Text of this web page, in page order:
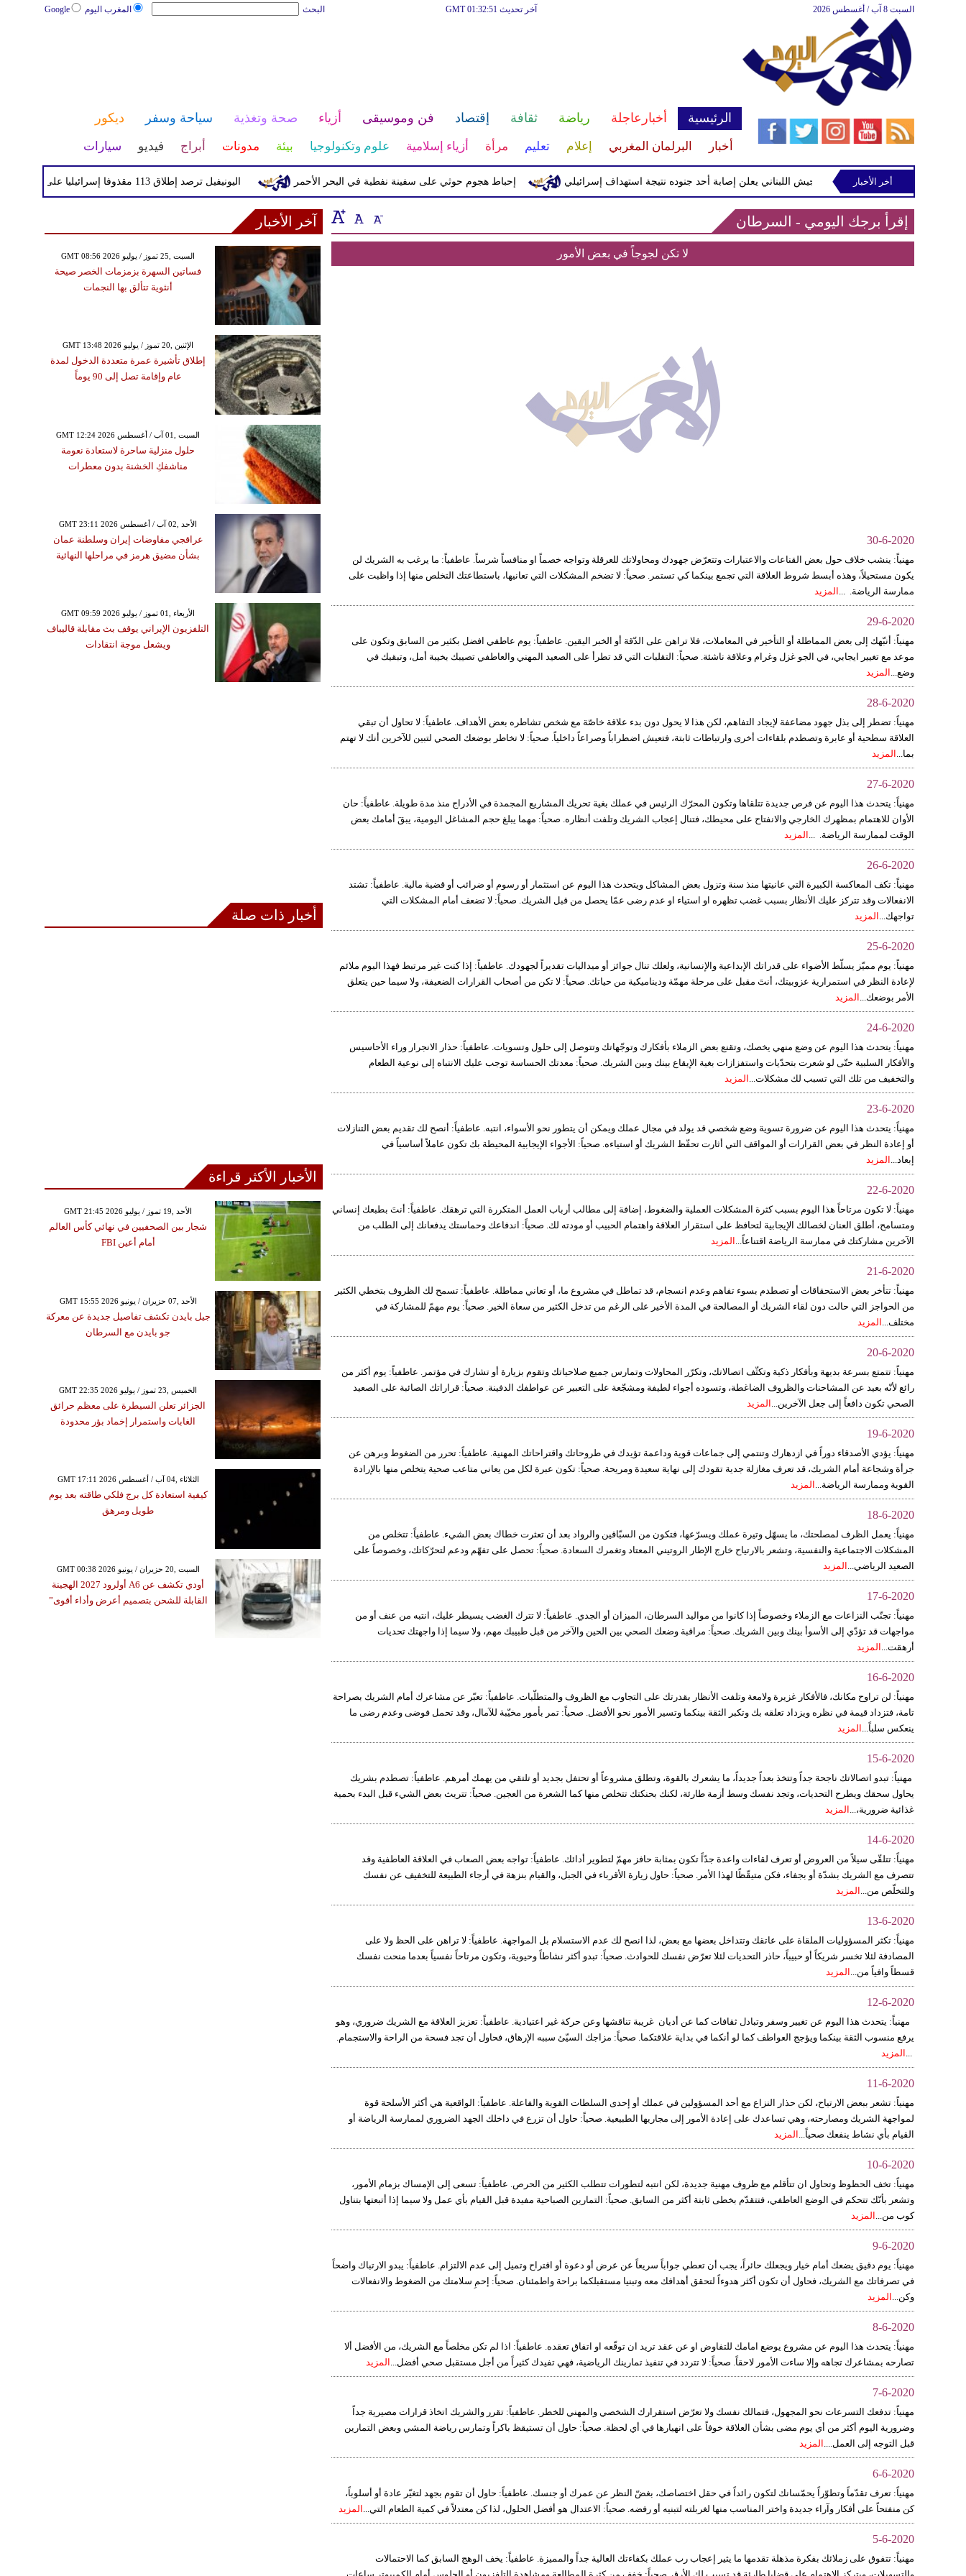
المغرب اليوم Google البحث آخر تحديث GMT 01:32:51 السبت 8 آب / أغسطس 2026
الرئيسية أخبارعاجلة رياضة ثقافة إقتصاد فن وموسيقى أزياء صحة وتغذية سياحة وسفر ديكور
أخبار البرلمان المغربي إعلام تعليم مرأة أزياء إسلامية علوم وتكنولوجيا بيئة مدونات أبراج فيديو سيارات
اليونيفيل ترصد إطلاق 113 مقذوفا إسرائيليا على لبنان خلال يوم واحد إحباط هجوم حوثي على سفينة نفطية في البحر الأحمر الجيش اللبناني يعلن إصابة أحد جنوده نتيجة استهداف إسرائيلي أخر الأخبار
إقرأ برجك اليومي - السرطان
لا تكن لجوجاً في بعض الأمور
30-6-2020
مهنياً: ينشب خلاف حول بعض القناعات والاعتبارات وتتعرّض جهودك ومحاولاتك للعرقلة وتواجه خصماً او منافساً شرساً. عاطفياً: ما يرغب به الشريك لن
يكون مستحيلاً، وهذه أبسط شروط العلاقة التي تجمع بينكما كي تستمر. صحياً: لا تضخم المشكلات التي تعانيها، باستطاعتك التخلص منها إذا واظبت على
ممارسة الرياضة. ... المزيد
29-6-2020
مهنياً: أنبّهك إلى بعض المماطلة أو التأخير في المعاملات، فلا تراهن على الدّقة أو الخبر اليقين. عاطفياً: يوم عاطفي افضل بكثير من السابق وتكون على
موعد مع تغيير ايجابي، في الجو غزل وغرام وعلاقة ناشئة. صحياً: التقلبات التي قد تطرأ على الصعيد المهني والعاطفي تصيبك بخيبة أمل، وتبقيك في
وضع... المزيد
28-6-2020
مهنياً: تضطر إلى بذل جهود مضاعفة لإيجاد التفاهم، لكن هذا لا يحول دون بدء علاقة خاصّة مع شخص تشاطره بعض الأهداف. عاطفياً: لا تحاول أن تبقي
العلاقة سطحية أو عابرة وتصطدم بلقاءات أخرى وارتباطات ثابتة، فتعيش اضطراباً وصراعاً داخلياً. صحياً: لا تخاطر بوضعك الصحي لتبين للآخرين أنك لا تهتم
بما... المزيد
27-6-2020
مهنياً: يتحدث هذا اليوم عن فرص جديدة تتلقاها وتكون المحرّك الرئيس في عملك بغية تحريك المشاريع المجمدة في الأدراج منذ مدة طويلة. عاطفياً: حان
الأوان للاهتمام بمظهرك الخارجي والانفتاح على محيطك، فتنال إعجاب الشريك وتلفت أنظاره. صحياً: مهما يبلغ حجم المشاغل اليومية، يبقَ أمامك بعض
الوقت لممارسة الرياضة. ... المزيد
26-6-2020
مهنياً: تكف المعاكسة الكبيرة التي عانيتها منذ سنة وتزول بعض المشاكل ويتحدث هذا اليوم عن استثمار أو رسوم أو ضرائب أو قضية مالية. عاطفياً: تشتد
الانفعالات وقد تتركز عليك الأنظار بسبب غضب تظهره او استياء او عدم رضى عمّا يحصل من قبل الشريك. صحياً: لا تضعف أمام المشكلات التي
تواجهك... المزيد
25-6-2020
مهنياً: يوم مميّز يسلّط الأضواء على قدراتك الإبداعية والإنسانية، ولعلك تنال جوائز أو ميداليات تقديراً لجهودك. عاطفياً: إذا كنت غير مرتبط فهذا اليوم ملائم
لإعادة النظر في استمرارية عزوبيتك، أنتَ مقبل على مرحلة مهمّة وديناميكية من حياتك. صحياً: لا تكن من أصحاب القرارات الضعيفة، ولا سيما حين يتعلق
الأمر بوضعك... المزيد
24-6-2020
مهنياً: يتحدث هذا اليوم عن وضع منهي يخصك، وتقنع بعض الزملاء بأفكارك وتوجّهاتك وتتوصل إلى حلول وتسويات. عاطفياً: حذار الانجرار وراء الأحاسيس
والأفكار السلبية حتّى لو شعرت بتحدّيات واستفزازات بغية الإيقاع بينك وبين الشريك. صحياً: معدتك الحساسة توجب عليك الانتباه إلى نوعية الطعام
والتخفيف من تلك التي تسبب لك مشكلات... المزيد
23-6-2020
مهنياً: يتحدث هذا اليوم عن ضرورة تسوية وضع شخصي قد يولد في مجال عملك ويمكن أن يتطور نحو الأسواء، انتبه. عاطفياً: أنصح لك تقديم بعض التنازلات
أو إعادة النظر في بعض القرارات أو المواقف التي أثارت تحفّظ الشريك أو استياءه. صحياً: الأجواء الإيجابية المحيطة بك تكون عاملاً أساسياً في
إبعاد... المزيد
22-6-2020
مهنياً: لا تكون مرتاحاً هذا اليوم بسبب كثرة المشكلات العملية والضغوط، إضافة إلى مطالب أرباب العمل المتكررة التي ترهقك. عاطفياً: أنتَ بطبعك إنساني
ومتسامح، أطلق العنان لخصالك الإيجابية لتحافظ على استقرار العلاقة واهتمام الحبيب أو مودته لك. صحياً: اندفاعك وحماستك يدفعانك إلى الطلب من
الآخرين مشاركتك في ممارسة الرياضة اقتناعاً... المزيد
21-6-2020
مهنياً: تتأخر بعض الاستحقاقات أو تصطدم بسوء تفاهم وعدم انسجام، قد تماطل في مشروع ما، أو تعاني مماطلة. عاطفياً: تسمح لك الظروف بتخطي الكثير
من الحواجز التي حالت دون لقاء الشريك أو المصالحة في المدة الأخير على الرغم من تدخل الكثير من سعاة الخير. صحياً: يوم مهمّ للمشاركة في
مختلف... المزيد
20-6-2020
مهنياً: تتمتع بسرعة بديهة وبأفكار ذكية وتكثّف اتصالاتك، وتكرّر المحاولات وتمارس جميع صلاحياتك وتقوم بزيارة أو تشارك في مؤتمر. عاطفياً: يوم أكثر من
رائع لأنّه بعيد عن المشاحنات والظروف الضاغطة، وتسوده أجواء لطيفة ومشجّعة على التعبير عن عواطفك الدفينة. صحياً: قراراتك الصائبة على الصعيد
الصحي تكون دافعاً إلى جعل الآخرين... المزيد
19-6-2020
مهنياً: يؤدي الأصدقاء دوراً في ازدهارك وتنتمي إلى جماعات قوية وداعمة تؤيدك في طروحاتك واقتراحاتك المهنية. عاطفياً: تحرر من الضغوط وبرهن عن
جرأة وشجاعة أمام الشريك، قد تعرف مغازلة جدية تقودك إلى نهاية سعيدة ومريحة. صحياً: تكون عبرة لكل من يعاني متاعب صحية يتخلص منها بالإرادة
القوية وممارسة الرياضة... المزيد
18-6-2020
مهنياً: يعمل الظرف لمصلحتك، ما يسهّل وتيرة عملك ويسرّعها، فتكون من السبّاقين والرواد بعد أن تعثرت خطاك بعض الشيء. عاطفياً: تتخلص من
المشكلات الاجتماعية والنفسية، وتشعر بالارتياح خارج الإطار الروتيني المعتاد وتغمرك السعادة. صحياً: تحصل على تفهّم ودعم لتحرّكاتك، وخصوصاً على
الصعيد الرياضي... المزيد
17-6-2020
مهنياً: تجنّب النزاعات مع الزملاء وخصوصاً إذا كانوا من مواليد السرطان، الميزان أو الجدي. عاطفياً: لا تترك الغضب يسيطر عليك، انتبه من عنف أو من
مواجهات قد تؤدّي إلى الأسوأ بينك وبين الشريك. صحياً: مراقبة وضعك الصحي بين الحين والآخر من قبل طبيبك مهم، ولا سيما إذا واجهتك تحديات
أرهقت... المزيد
16-6-2020
مهنياً: لن تراوح مكانك، فالأفكار غزيرة ولامعة وتلفت الأنظار بقدرتك على التجاوب مع الظروف والمتطلّبات. عاطفياً: تعبّر عن مشاعرك أمام الشريك بصراحة
تامة، فتزداد قيمة في نظره ويزداد تعلقه بك وتكبر الثقة بينكما وتسير الأمور نحو الأفضل. صحياً: تمر بأمور مخيّبة للآمال، وقد تحمل فوضى وعدم رضى ما
ينعكس سلباً... المزيد
15-6-2020
مهنياً: تبدو اتصالاتك ناجحة جداً وتتخذ بعداً جديداً، ما يشعرك بالقوة، وتطلق مشروعاً أو تحتفل بجديد أو تلتقي من يهمك أمرهم. عاطفياً: تصطدم بشريك
يحاول سحقك ويطرح التحديات، وتجد نفسك وسط أزمة طارئة، لكنك بحنكتك تتخلص منها كما الشعرة من العجين. صحياً: تتريث بعض الشيء قبل البدء بحمية
غذائية ضرورية،... المزيد
14-6-2020
مهنياً: تتلقّى سيلاً من العروض أو تعرف لقاءات واعدة جدّاً تكون بمثابة حافز مهمّ لتطوير أدائك. عاطفياً: تواجه بعض الصعاب في العلاقة العاطفية وقد
تتصرف مع الشريك بشدّة أو بجفاء، فكن متيقّظًا لهذا الأمر. صحياً: حاول زيارة الأقرباء في الجبل، والقيام بنزهة في أرجاء الطبيعة للتخفيف عن نفسك
وللتخلّص من... المزيد
13-6-2020
مهنياً: تكثر المسؤوليات الملقاة على عاتقك وتتداخل بعضها مع بعض، لذا انصح لك عدم الاستسلام بل المواجهة. عاطفياً: لا تراهن على الحظ ولا على
المصادفة لئلا تخسر شريكاً أو حبيباً، حاذر التحديات لئلا تعرّض نفسك للحوادث. صحياً: تبدو أكثر نشاطاً وحيوية، وتكون مرتاحاً نفسياً بعدما منحت نفسك
قسطاً وافياً من... المزيد
12-6-2020
مهنياً: يتحدث هذا اليوم عن تغيير وسفر وتبادل ثقافات كما عن أديان غريبة تناقشها وعن حركة غير اعتيادية. عاطفياً: تعزيز العلاقة مع الشريك ضروري، وهو
يرفع منسوب الثقة بينكما ويؤجج العواطف كما لو أنكما في بداية علاقتكما. صحياً: مزاجك السيّئ سببه الإرهاق، فحاول أن تجد فسحة من الراحة والاستجمام.
... المزيد
11-6-2020
مهنياً: تشعر ببعض الارتياح، لكن حذار النزاع مع أحد المسؤولين في عملك أو إحدى السلطات القوية والفاعلة. عاطفياً: الواقعية هي أكثر الأسلحة قوة
لمواجهة الشريك ومصارحته، وهي تساعدك على إعادة الأمور إلى مجاريها الطبيعية. صحياً: حاول أن تزرع في داخلك الجهد الضروري لممارسة الرياضة أو
القيام بأي نشاط ينفعك صحياً... المزيد
10-6-2020
مهنياً: تخف الحظوظ وتحاول ان تتأقلم مع ظروف مهنية جديدة، لكن انتبه لتطورات تتطلب الكثير من الحرص. عاطفياً: تسعى إلى الإمساك بزمام الأمور،
وتشعر بأنّك تتحكم في الوضع العاطفي، فتتقدّم بخطى ثابتة أكثر من السابق. صحياً: التمارين الصباحية مفيدة قبل القيام بأي عمل ولا سيما إذا أتبعتها بتناول
كوب من... المزيد
9-6-2020
مهنياً: يوم دقيق يضعك أمام خيار ويجعلك حائراً، يجب أن تعطي جواباً سريعاً عن عرض أو دعوة أو اقتراح وتميل إلى عدم الالتزام. عاطفياً: يبدو الارتباك واضحاً
في تصرفاتك مع الشريك، فحاول أن تكون أكثر هدوءاً لتحقق أهدافك معه وتبنيا مستقبلكما براحة واطمئنان. صحياً: إحمِ سلامتك من الضغوط والانفعالات
وكن... المزيد
8-6-2020
مهنياً: يتحدث هذا اليوم عن مشروع يوضع امامك للتفاوض او عن عقد تريد ان توقّعه او اتفاق تعقده. عاطفياً: اذا لم تكن مخلصاً مع الشريك، من الأفضل ألا
تصارحه بمشاعرك تجاهه وإلا ساءت الأمور لاحقاً. صحياً: لا تتردد في تنفيذ تمارينك الرياضية، فهي تفيدك كثيراً من أجل مستقبل صحي أفضل... المزيد
7-6-2020
مهنياً: تدفعك التسرعات نحو المجهول، فتمالك نفسك ولا تعرّض استقرارك الشخصي والمهني للخطر. عاطفياً: تقرر والشريك اتخاذ قرارات مصيرية جداً
وضرورية اليوم أكثر من أي يوم مضى بشأن العلاقة خوفاً على انهيارها في أي لحظة. صحياً: حاول أن تستيقظ باكراً وتمارس رياضة المشي وبعض التمارين
قبل التوجه إلى العمل.... المزيد
6-6-2020
مهنياً: تعرف تقدّماً وتطوّراً يحمّسانك لتكون رائداً في حقل اختصاصك، بغضّ النظر عن عمرك أو جنسك. عاطفياً: حاول أن تقوم بجهد لتغيّر عادة أو أسلوباً،
كن منفتحاً على أفكار وآراء جديدة واختر المناسب منها لغربلته لتبنيه أو رفضه. صحياً: الاعتدال هو أفضل الحلول، لذا كن معتدلاً في كمية الطعام التي... المزيد
5-6-2020
مهنياً: تتفوق على زملائك بفكرة مذهلة تقدمها ما يثير إعجاب رب عملك بكفاءتك العالية جداً والمميزة. عاطفياً: يخف الوهج السابق كما الاحتمالات
آخر الأخبار
GMT 08:56 2026 السبت ,25 تموز / يوليو
فساتين السهرة بزمزمات الخصر صيحة
أنثوية تتألق بها النجمات
GMT 13:48 2026 الإثنين ,20 تموز / يوليو
إطلاق تأشيرة عمرة متعددة الدخول لمدة
عام وإقامة تصل إلى 90 يوماً
GMT 12:24 2026 السبت ,01 آب / أغسطس
حلول منزلية ساحرة لاستعادة نعومة
مناشفكِ الخشنة بدون معطرات
GMT 23:11 2026 الأحد ,02 آب / أغسطس
عراقجي مفاوضات إيران وسلطنة عمان
بشأن مضيق هرمز في مراحلها النهائية
GMT 09:59 2026 الأربعاء ,01 تموز / يوليو
التلفزيون الإيراني يوقف بث مقابلة قاليباف
ويشعل موجة انتقادات
أخبار ذات صلة
الأخبار الأكثر قراءة
GMT 21:45 2026 الأحد ,19 تموز / يوليو
شجار بين الصحفيين في نهائي كأس العالم
أمام أعين FBI
GMT 15:55 2026 الأحد ,07 حزيران / يونيو
جيل بايدن تكشف تفاصيل جديدة عن معركة
جو بايدن مع السرطان
GMT 22:35 2026 الخميس ,23 تموز / يوليو
الجزائر تعلن السيطرة على معظم حرائق
الغابات واستمرار إخماد بؤر محدودة
GMT 17:11 2026 الثلاثاء ,04 آب / أغسطس
كيفية استعادة كل برج فلكي طاقته بعد يوم
طويل ومرهق
GMT 00:38 2026 السبت ,20 حزيران / يونيو
أودي تكشف عن A6 أولرود 2027 الهجينة
القابلة للشحن بتصميم أعرض وأداء أقوى”